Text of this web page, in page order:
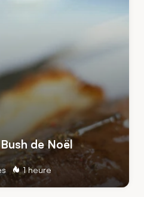
de Noël
1 heure